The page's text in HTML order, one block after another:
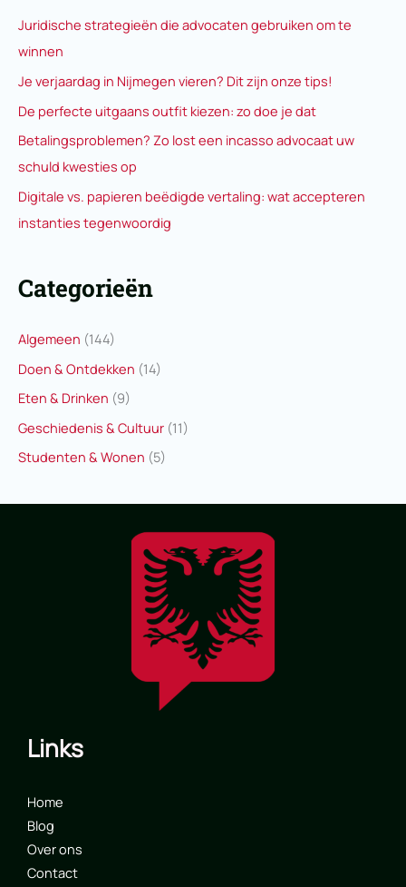
Juridische strategieën die advocaten gebruiken om te
winnen
Je verjaardag in Nijmegen vieren? Dit zijn onze tips!
De perfecte uitgaans outfit kiezen: zo doe je dat
Betalingsproblemen? Zo lost een incasso advocaat uw
schuld kwesties op
Digitale vs. papieren beëdigde vertaling: wat accepteren
instanties tegenwoordig
Categorieën
Algemeen (144)
Doen & Ontdekken (14)
Eten & Drinken (9)
Geschiedenis & Cultuur (11)
Studenten & Wonen (5)
Links
Home
Blog
Over ons
Contact